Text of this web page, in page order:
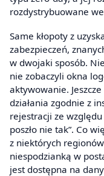
rozdystrybuowane
Same kłopoty z
zabezpieczeń,
w dwojaki sposób.
nie zobaczyli okna
aktywowanie.
działania zgodnie z
rejestracji ze
poszło nie tak”. Co
z niektórych
niespodzianką w
jest dostępna na